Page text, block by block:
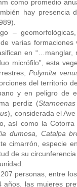
como promedio
hay presencia
–
varias
en
micrófilo”, esta
Polymita
del territorio
y en peligro de
perdiz (
), considerada el
así como la Cotorra
dumosa, Catalpa
cimarrón, especie
de su
personas, entre
las mujeres